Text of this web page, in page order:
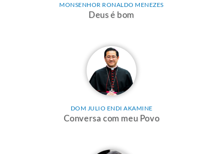
MONSENHOR RONALDO MENEZES
Deus é bom
DOM JULIO ENDI AKAMINE
Conversa com meu Povo